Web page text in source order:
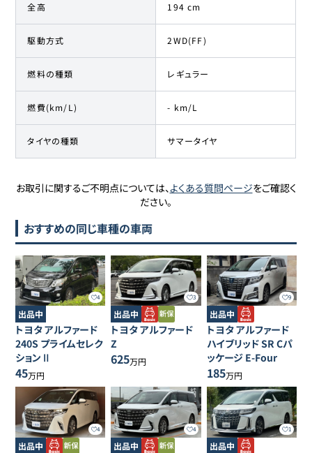
全高 194 cm
駆動方式 2WD(FF)
燃料の種類 レギュラー
燃費(km/L) - km/L
タイヤの種類 サマータイヤ
お取引に関するご不明点については、よくある質問ページをご確認く
ださい。
おすすめの同じ車種の車両
4
出品中
トヨタアルファード
240S プライムセレク
ションⅡ
45万円
3
出品中
トヨタアルファード
Z
625万円
9
出品中
トヨタアルファード
ハイブリッド SR Cパ
ッケージ E-Four
185万円
4
出品中
4
出品中
1
出品中